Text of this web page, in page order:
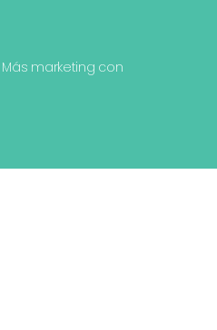
Más marketing con